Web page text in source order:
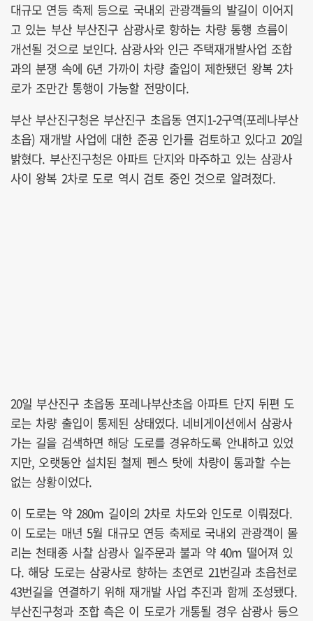
대규모 연등 축제 등으로 국내외 관광객들의 발길이 이어지
고 있는 부산 부산진구 삼광사로 향하는 차량 통행 흐름이
개선될 것으로 보인다. 삼광사와 인근 주택재개발사업 조합
과의 분쟁 속에 6년 가까이 차량 출입이 제한됐던 왕복 2차
로가 조만간 통행이 가능할 전망이다.
부산 부산진구청은 부산진구 초읍동 연지1-2구역(포레나부산
초읍) 재개발 사업에 대한 준공 인가를 검토하고 있다고 20일
밝혔다. 부산진구청은 아파트 단지와 마주하고 있는 삼광사
사이 왕복 2차로 도로 역시 검토 중인 것으로 알려졌다.
20일 부산진구 초읍동 포레나부산초읍 아파트 단지 뒤편 도
로는 차량 출입이 통제된 상태였다. 네비게이션에서 삼광사
가는 길을 검색하면 해당 도로를 경유하도록 안내하고 있었
지만, 오랫동안 설치된 철제 펜스 탓에 차량이 통과할 수는
없는 상황이었다.
이 도로는 약 280m 길이의 2차로 차도와 인도로 이뤄졌다.
이 도로는 매년 5월 대규모 연등 축제로 국내외 관광객이 몰
리는 천태종 사찰 삼광사 일주문과 불과 약 40m 떨어져 있
다. 해당 도로는 삼광사로 향하는 초연로 21번길과 초읍천로
43번길을 연결하기 위해 재개발 사업 추진과 함께 조성됐다.
부산진구청과 조합 측은 이 도로가 개통될 경우 삼광사 등으